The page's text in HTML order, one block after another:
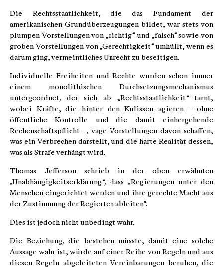
Die Rechtsstaatlichkeit, die das Fundament der
amerikanischen Grundüberzeugungen bildet, war stets von
plumpen Vorstellungen von „richtig“ und „falsch“ sowie von
groben Vorstellungen von „Gerechtigkeit“ umhüllt, wenn es
darum ging, vermeintliches Unrecht zu beseitigen.
Individuelle Freiheiten und Rechte wurden schon immer
einem monolithischen Durchsetzungsmechanismus
untergeordnet, der sich als „Rechtsstaatlichkeit“ tarnt,
wobei Kräfte, die hinter den Kulissen agieren – ohne
öffentliche Kontrolle und die damit einhergehende
Rechenschaftspflicht –, vage Vorstellungen davon schaffen,
was ein Verbrechen darstellt, und die harte Realität dessen,
was als Strafe verhängt wird.
Thomas Jefferson schrieb in der oben erwähnten
„Unabhängigkeitserklärung“, dass „Regierungen unter den
Menschen eingerichtet werden und ihre gerechte Macht aus
der Zustimmung der Regierten ableiten“.
Dies ist jedoch nicht unbedingt wahr.
Die Beziehung, die bestehen müsste, damit eine solche
Aussage wahr ist, würde auf einer Reihe von Regeln und aus
diesen Regeln abgeleiteten Vereinbarungen beruhen, die